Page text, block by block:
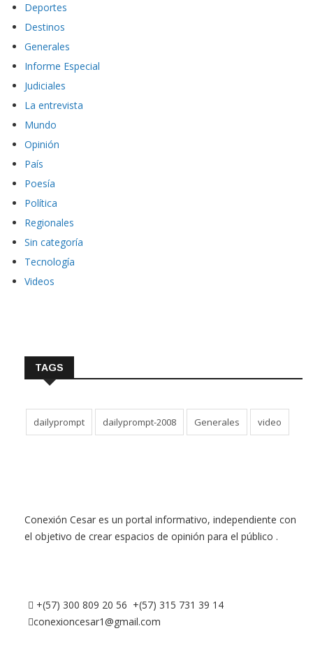
Deportes
Destinos
Generales
Informe Especial
Judiciales
La entrevista
Mundo
Opinión
País
Poesía
Política
Regionales
Sin categoría
Tecnología
Videos
TAGS
dailyprompt dailyprompt-2008 Generales video
Conexión Cesar es un portal informativo, independiente con
el objetivo de crear espacios de opinión para el público .
+(57) 300 809 20 56 +(57) 315 731 39 14
conexioncesar1@gmail.com